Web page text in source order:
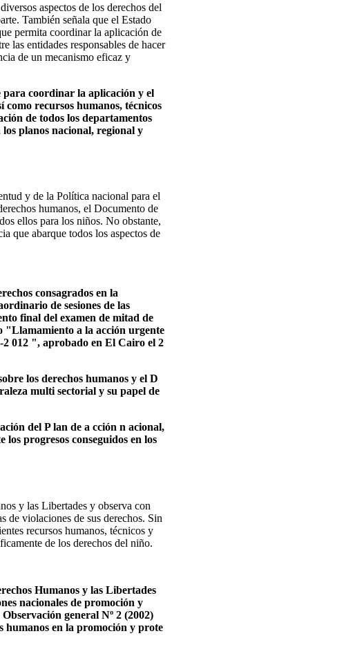
aspectos de los derechos del
También señala que el Estado
permita coordinar la aplicación de
las entidades responsables de hacer
de un mecanismo eficaz y
para coordinar la aplicación y el
recursos humanos, técnicos
de todos los departamentos
planos nacional, regional y
y de la Política nacional para el
humanos, el Documento de
ellos para los niños. No obstante,
que abarque todos los aspectos de
consagrados en la
de sesiones de las
final del examen de mitad de
"Llamamiento a la acción urgente
012 ", aprobado en El Cairo el 2
los derechos humanos y el D
multi sectorial y su papel de
del P lan de a cción n acional,
progresos conseguidos en los
y las Libertades y observa con
de violaciones de sus derechos. Sin
recursos humanos, técnicos y
de los derechos del niño.
Humanos y las Libertades
nacionales de promoción y
general Nº 2 (2002)
humanos en la promoción y prote